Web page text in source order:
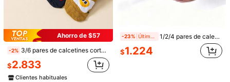
-23% Últimos 1 días 1/2/4 pares de calentadores de pierna de media palma para mujer, calentadores de pierna de cinco dedos para la parte delantera del pie, calentadores de pierna antideslizantes de media corte para sandalias, calentadores de pierna invisibles para tacones altos, cubiertas de calcetines de barco de media corte, calentadores de pierna para tacones altos con división de dedos, adecuados para uso casual
1.224
Ahorro de $57
-2% 3/6 pares de calcetines cortos para mujer con divertidos estampados de comida tipo hamburguesa, papas fritas, donut, café, huevo frito, calcetines invisibles tipo bote, transpirables y antideslizantes de corte bajo para el tobillo, estilo universitario para uso diario, transporte, deportes, casual, adecuados para todas las estaciones, colores aleatorios
$2.833
Clientes habituales
-23% 1/2/4 pares de calentadores de pierna de media palma para mujer, calentadores de pierna de cinco dedos para la parte delantera del pie, calentadores de pierna antideslizantes de media corte para sandalias, calentadores de pierna invisibles para tacones altos, cubiertas de calcetines de barco de media corte, calentadores de pierna para tacones altos con división de dedos, adecuados para uso casual
$1.224